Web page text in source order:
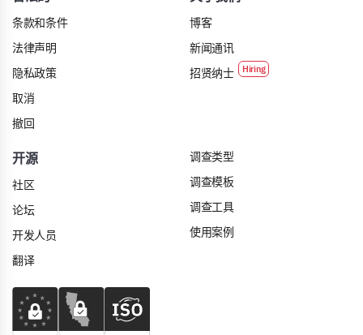
条款和条件
法律声明
隐私政策
取消
撤回
博客
新闻通讯
招贤纳士
开源
社区
论坛
开发人员
翻译
调查类型
调查模板
调查工具
使用案例